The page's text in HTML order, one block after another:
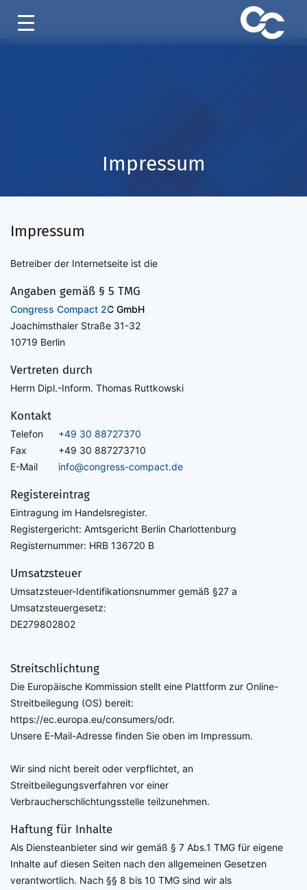
Impressum
Impressum
Betreiber der Internetseite ist die
Angaben gemäß § 5 TMG
Congress Compact 2C GmbH
Joachimsthaler Straße 31-32
10719 Berlin
Vertreten durch
Herrn Dipl.-Inform. Thomas Ruttkowski
Kontakt
Telefon
+49 30 88727370
Fax
+49 30 887273710
E-Mail
info@congress-compact.de
Registereintrag
Eintragung im Handelsregister.
Registergericht: Amtsgericht Berlin Charlottenburg
Registernummer: HRB 136720 B
Umsatzsteuer
Umsatzsteuer-Identifikationsnummer gemäß §27 a
Umsatzsteuergesetz:
DE279802802
Streitschlichtung
Die Europäische Kommission stellt eine Plattform zur Online-
Streitbeilegung (OS) bereit:
https://ec.europa.eu/consumers/odr.
Unsere E-Mail-Adresse finden Sie oben im Impressum.
Wir sind nicht bereit oder verpflichtet, an
Streitbeilegungsverfahren vor einer
Verbraucherschlichtungsstelle teilzunehmen.
Haftung für Inhalte
Als Diensteanbieter sind wir gemäß § 7 Abs.1 TMG für eigene
Inhalte auf diesen Seiten nach den allgemeinen Gesetzen
verantwortlich. Nach §§ 8 bis 10 TMG sind wir als